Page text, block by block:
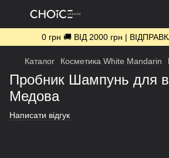
0 грн 🚚 ВІД 2000 грн |
Каталог Косметика White Mandarin
Пробник Шампунь для
Медова
Написати відгук